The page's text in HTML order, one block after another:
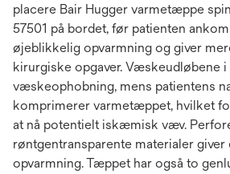
placere Bair Hugger varmetæppe
57501 på bordet, før patienten
øjeblikkelig opvarmning og giver
kirurgiske opgaver. Væskeudløbene
væskeophobning, mens patientens
komprimerer varmetæppet, hvilket
at nå potentielt iskæmisk væv.
røntgentransparente materialer
opvarmning. Tæppet har også to